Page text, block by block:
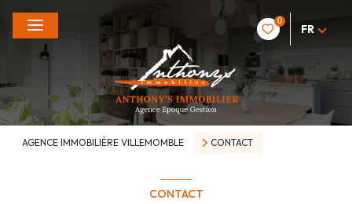
0
FR
AGENCE IMMOBILIÈRE VILLEMOMBLE CONTACT
CONTACT